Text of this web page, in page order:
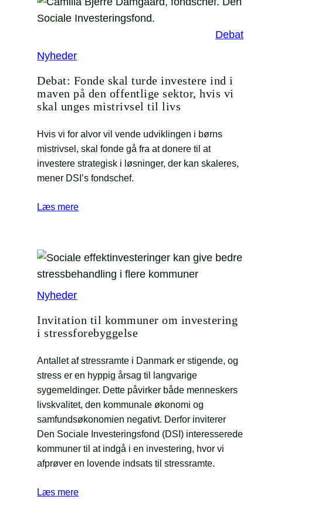
Debat
Nyheder
Debat: Fonde skal turde investere ind i
maven på den offentlige sektor, hvis vi
skal unges mistrivsel til livs
Hvis vi for alvor vil vende udviklingen i børns
mistrivsel, skal fonde gå fra at donere til at
investere strategisk i løsninger, der kan skaleres,
mener DSI’s fondschef.
Læs mere
Nyheder
Invitation til kommuner om investering
i stressforebyggelse
Antallet af stressramte i Danmark er stigende, og
stress er en hyppig årsag til langvarige
sygemeldinger. Dette påvirker både menneskers
livskvalitet, den kommunale økonomi og
samfundsøkonomien negativt. Derfor inviterer
Den Sociale Investeringsfond (DSI) interesserede
kommuner til at indgå i en investering, hvor vi
afprøver en lovende indsats til stressramte.
Læs mere